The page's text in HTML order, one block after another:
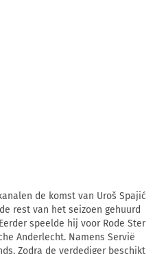
de komst van Uroš Spajić
rest van het seizoen gehuurd
speelde hij voor Rode Ster
Anderlecht. Namens Servië
Zodra de verdediger beschikt